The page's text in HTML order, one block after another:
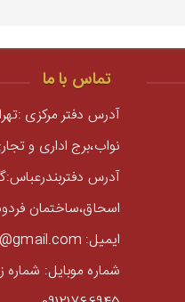
تماس با ما
آدرس دفتر مرکزی
نواب،برج اداری و تجاری
آدرس
اسحاق،ساختمان
ایمیل: tradebap@gmail.com
شماره موبایل: